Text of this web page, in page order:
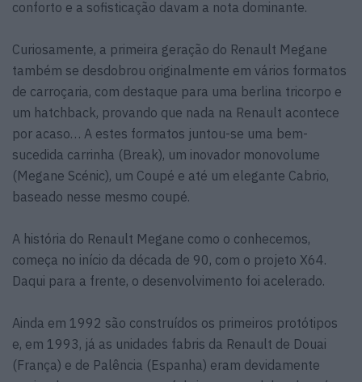
conforto e a sofisticação davam a nota dominante.
Curiosamente, a primeira geração do Renault Megane
também se desdobrou originalmente em vários formatos
de carroçaria, com destaque para uma berlina tricorpo e
um hatchback, provando que nada na Renault acontece
por acaso… A estes formatos juntou-se uma bem-
sucedida carrinha (Break), um inovador monovolume
(Megane Scénic), um Coupé e até um elegante Cabrio,
baseado nesse mesmo coupé.
A história do Renault Megane como o conhecemos,
começa no início da década de 90, com o projeto X64.
Daqui para a frente, o desenvolvimento foi acelerado.
Ainda em 1992 são construídos os primeiros protótipos
e, em 1993, já as unidades fabris da Renault de Douai
(França) e de Palência (Espanha) eram devidamente